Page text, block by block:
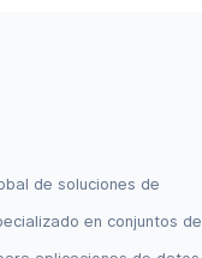
de soluciones de
en conjuntos de